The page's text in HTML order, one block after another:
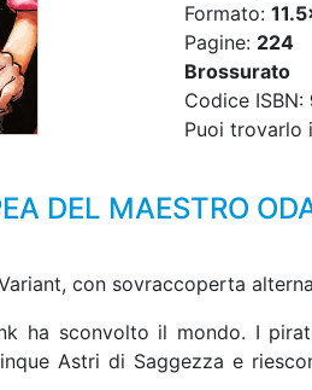
Formato:
Pagine: 224
Brossurato
Codice ISBN:
Puoi trovarlo
DEL MAESTRO
con sovraccoperta
ha sconvolto il mondo. I
Astri di Saggezza e